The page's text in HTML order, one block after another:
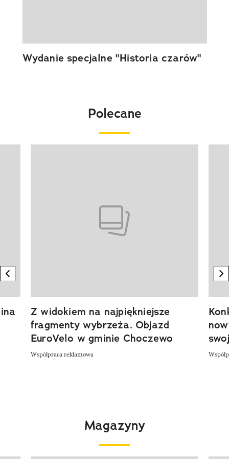
Wydanie specjalne "Historia czarów"
Polecane
previous element
Z widokiem na najpiękniejsze
fragmenty wybrzeża. Objazd
EuroVelo w gminie Choczewo
Współpraca reklamowa
Magazyny